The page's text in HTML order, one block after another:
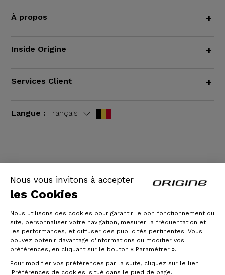
Nous vous invitons à accepter
les Cookies
Nous utilisons des cookies pour garantir le bon fonctionnement du
site, personnaliser votre navigation, mesurer la fréquentation et
les performances, et diffuser des publicités pertinentes. Vous
pouvez obtenir davantage d'informations ou modifier vos
préférences, en cliquant sur le bouton « Paramétrer ».
Pour modifier vos préférences par la suite, cliquez sur le lien
'Préférences de cookies' situé dans le pied de page.
À propos +
Inside Origine +
Services Client +
Langue : Français
© Origine Cycles